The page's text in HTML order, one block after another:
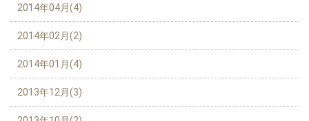
2014年04月(4)
2014年02月(2)
2014年01月(4)
2013年12月(3)